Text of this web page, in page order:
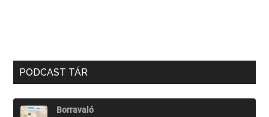
PODCAST TÁR
Borravaló